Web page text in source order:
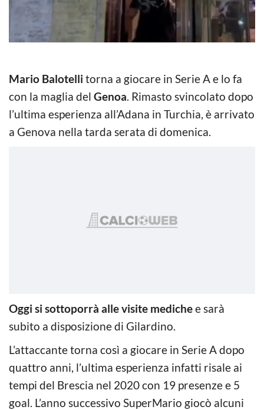
Mario Balotelli torna a giocare in Serie A e lo fa
con la maglia del Genoa. Rimasto svincolato dopo
l’ultima esperienza all’Adana in Turchia, è arrivato
a Genova nella tarda serata di domenica.
Oggi si sottoporrà alle visite medichee sarà
subito a disposizione di Gilardino.
L’attaccante torna così a giocare in Serie A dopo
quattro anni, l’ultima esperienza infatti risale ai
tempi del Brescia nel 2020 con 19 presenze e 5
goal. L’anno successivo SuperMario giocò alcuni